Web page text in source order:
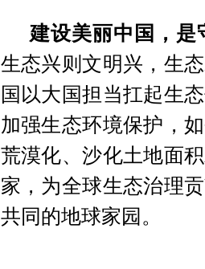
建设美丽中国，
生态兴则文明兴，生
国以大国担当扛起生
加强生态环境保护，
荒漠化、沙化土地面
家，为全球生态治理
共同的地球家园。